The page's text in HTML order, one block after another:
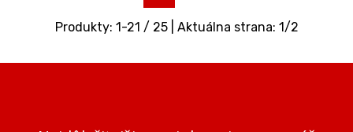
Produkty: 1-21 / 25| Aktuálna strana: 1/2